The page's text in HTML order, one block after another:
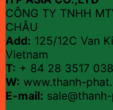
CÔNG TY TNHH
CHÂU
Add: 125/12C Van
Vietnam
T: + 84 28 3517
W: www.thanh-
E-mail: